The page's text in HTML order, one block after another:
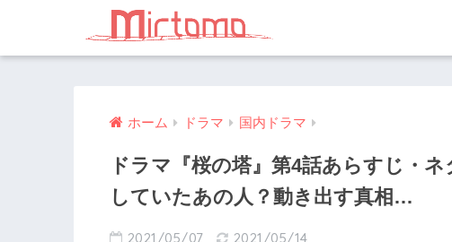
ホーム ドラマ 国内ドラマ
ドラマ『桜の塔』第4話あらすじ・
していたあの人？動き出す真相…
2021/05/07 2021/05/14